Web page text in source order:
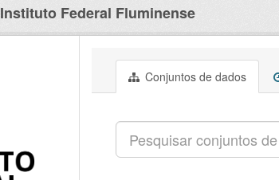
Instituto Federal Fluminense
Conjuntos de dados